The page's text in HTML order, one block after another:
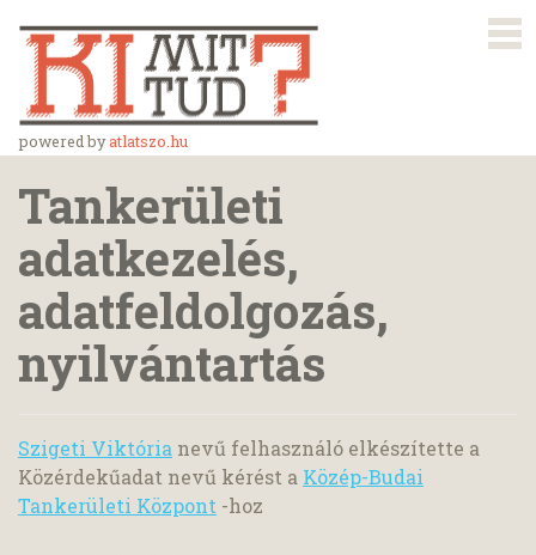
powered byatlatszo.hu
Tankerületi
adatkezelés,
adatfeldolgozás,
nyilvántartás
Szigeti Viktória nevű felhasználó elkészítette a
Közérdekűadat nevű kérést a Közép-Budai
Tankerületi Központ -hoz